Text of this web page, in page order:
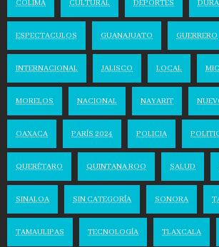
COLIMA CULTURAL DEPORTES
ESPECTACULOS GUANAJUATO GUERRERO
INTERNACIONAL JALISCO LOCAL
MORELOS NACIONAL NAYARIT
OAXACA PARÍS 2024 POLICIA
QUERÉTARO QUINTANA ROO SALUD
SINALOA SIN CATEGORÍA SONORA
TAMAULIPAS TECNOLOGÍA TLAXCALA